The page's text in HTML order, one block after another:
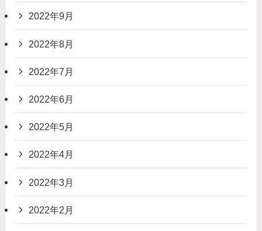
2022年9月
2022年8月
2022年7月
2022年6月
2022年5月
2022年4月
2022年3月
2022年2月